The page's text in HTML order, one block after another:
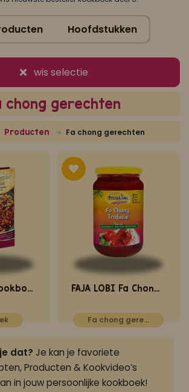
ons bestseller kookboek
Hoofdstukken
wis selectie
chong gerechten
Producten Fa chong gerechten
Bestseller kookboek deel 6 FAJA LOBI Fa Chong Trafasie 360 ml
Fa chong gerechten
dat? Je kan je favoriete
Producten & Kookvideo’s
in jouw persoonlijke kookboek!